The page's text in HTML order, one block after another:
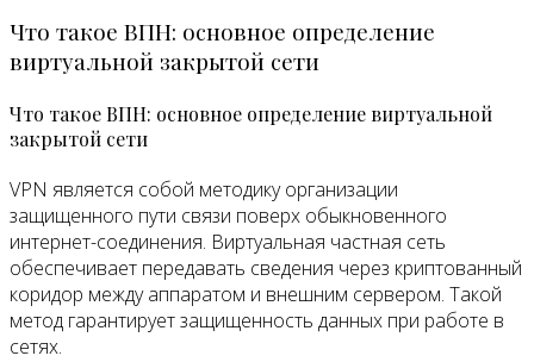
Что такое ВПН: основное определение
виртуальной закрытой сети
Что такое ВПН: основное определение виртуальной
закрытой сети
VPN является собой методику организации
защищенного пути связи поверх обыкновенного
интернет-соединения. Виртуальная частная сеть
обеспечивает передавать сведения через криптованный
коридор между аппаратом и внешним сервером. Такой
метод гарантирует защищенность данных при работе в
сетях.